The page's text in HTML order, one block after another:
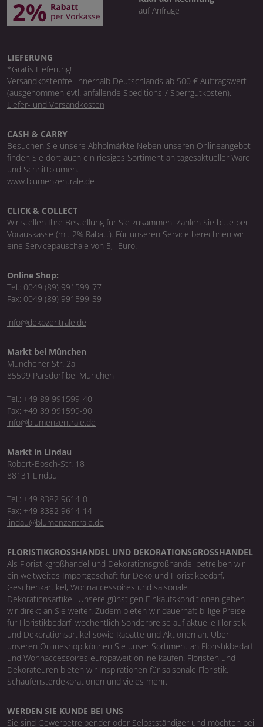
auf Anfrage
LIEFERUNG
*Gratis Lieferung!
Versandkostenfrei innerhalb Deutschlands ab 500 € Auftragswert
(ausgenommen evtl. anfallende Speditions-/ Sperrgutkosten).
Liefer- und Versandkosten
CASH & CARRY
Besuchen Sie unsere Abholmärkte Neben unseren Onlineangebot
finden Sie dort auch ein riesiges Sortiment an tagesaktueller Ware
und Schnittblumen.
www.blumenzentrale.de
CLICK & COLLECT
Wir stellen Ihre Bestellung für Sie zusammen. Zahlen Sie bitte per
Vorauskasse (mit 2% Rabatt). Für unseren Service berechnen wir
eine Servicepauschale von 5,- Euro.
Online Shop:
Tel.: 0049 (89) 991599-77
Fax: 0049 (89) 991599-39
info@dekozentrale.de
Markt bei München
Münchener Str. 2a
85599 Parsdorf bei München
Tel.: +49 89 991599-40
Fax: +49 89 991599-90
info@blumenzentrale.de
Markt in Lindau
Robert-Bosch-Str. 18
88131 Lindau
Tel.: +49 8382 9614-0
Fax: +49 8382 9614-14
lindau@blumenzentrale.de
FLORISTIKGROSSHANDEL UND DEKORATIONSGROSSHANDEL
Als Floristikgroßhandel und Dekorationsgroßhandel betreiben wir
ein weltweites Importgeschäft für Deko und Floristikbedarf,
Geschenkartikel, Wohnaccessoires und saisonale
Dekorationsartikel. Unsere günstigen Einkaufskonditionen geben
wir direkt an Sie weiter. Zudem bieten wir dauerhaft billige Preise
für Floristikbedarf, wöchentlich Sonderpreise auf aktuelle Floristik
und Dekorationsartikel sowie Rabatte und Aktionen an. Über
unseren Onlineshop können Sie unser Sortiment an Floristikbedarf
und Wohnaccessoires europaweit online kaufen. Floristen und
Dekorateuren bieten wir Inspirationen für saisonale Floristik,
Schaufensterdekorationen und vieles mehr.
WERDEN SIE KUNDE BEI UNS
Sie sind Gewerbetreibender oder Selbstständiger und möchten bei